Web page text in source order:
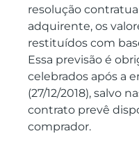
resolução
adquirente, os
restituídos com
Essa previsão é
celebrados após a
(27/12/2018), salvo
contrato prevê
comprador.